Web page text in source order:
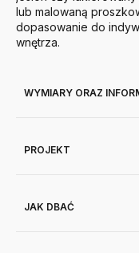
lub malowaną
dopasowanie do
wnętrza.
WYMIARY ORAZ
PROJEKT
JAK DBAĆ